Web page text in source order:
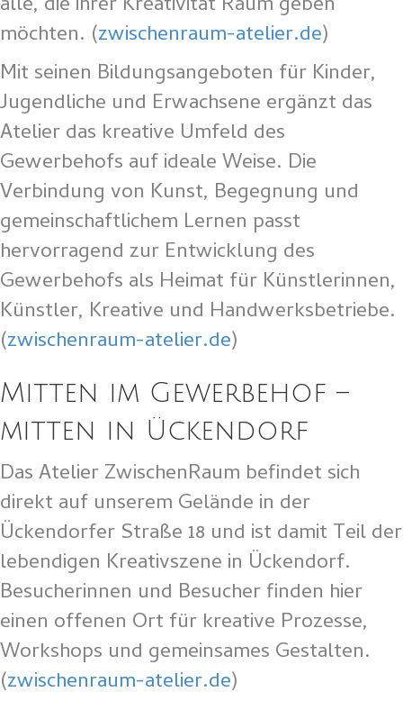
möchten. (zwischenraum-atelier.de)
Mit seinen Bildungsangeboten für Kinder,
Jugendliche und Erwachsene ergänzt das
Atelier das kreative Umfeld des
Gewerbehofs auf ideale Weise. Die
Verbindung von Kunst, Begegnung und
gemeinschaftlichem Lernen passt
hervorragend zur Entwicklung des
Gewerbehofs als Heimat für Künstlerinnen,
Künstler, Kreative und Handwerksbetriebe.
(zwischenraum-atelier.de)
Mitten im Gewerbehof –
mitten in Ückendorf
Das Atelier ZwischenRaum befindet sich
direkt auf unserem Gelände in der
Ückendorfer Straße 18 und ist damit Teil der
lebendigen Kreativszene in Ückendorf.
Besucherinnen und Besucher finden hier
einen offenen Ort für kreative Prozesse,
Workshops und gemeinsames Gestalten.
(zwischenraum-atelier.de)